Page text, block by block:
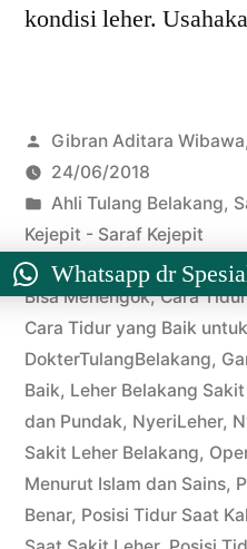
kondisi leher.
Posted
by
Gibran Aditara
24/06/2018
Posted
in
Ahli Tulang Belakang,
Kejepit - Saraf Kejepit
Tags:
BedahSaraf
Cara
Bisa Menengok,Cara
Cara Tidur yang Baik
DokterTulangBelakang,
Baik, Leher Belakang
dan Pundak, NyeriLeher,
Sakit Leher Belakang,
Menurut Islam dan Sains,
Benar, Posisi Tidur Saat
Whatsapp dr